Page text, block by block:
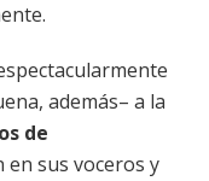
además– a la
de
sus voceros y